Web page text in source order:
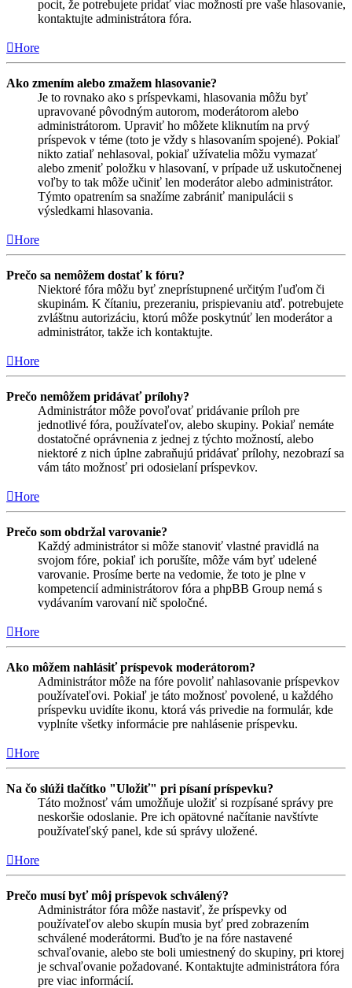
pocit, že potrebujete pridať viac možností pre vaše hlasovanie,
kontaktujte administrátora fóra.
Hore
Ako zmením alebo zmažem hlasovanie?
Je to rovnako ako s príspevkami, hlasovania môžu byť
upravované pôvodným autorom, moderátorom alebo
administrátorom. Upraviť ho môžete kliknutím na prvý
príspevok v téme (toto je vždy s hlasovaním spojené). Pokiaľ
nikto zatiaľ nehlasoval, pokiaľ užívatelia môžu vymazať
alebo zmeniť položku v hlasovaní, v prípade už uskutočnenej
voľby to tak môže učiniť len moderátor alebo administrátor.
Týmto opatrením sa snažíme zabrániť manipulácii s
výsledkami hlasovania.
Hore
Prečo sa nemôžem dostať k fóru?
Niektoré fóra môžu byť zneprístupnené určitým ľuďom či
skupinám. K čítaniu, prezeraniu, prispievaniu atď. potrebujete
zvláštnu autorizáciu, ktorú môže poskytnúť len moderátor a
administrátor, takže ich kontaktujte.
Hore
Prečo nemôžem pridávať prílohy?
Administrátor môže povoľovať pridávanie príloh pre
jednotlivé fóra, používateľov, alebo skupiny. Pokiaľ nemáte
dostatočné oprávnenia z jednej z týchto možností, alebo
niektoré z nich úplne zabraňujú pridávať prílohy, nezobrazí sa
vám táto možnosť pri odosielaní príspevkov.
Hore
Prečo som obdržal varovanie?
Každý administrátor si môže stanoviť vlastné pravidlá na
svojom fóre, pokiaľ ich porušíte, môže vám byť udelené
varovanie. Prosíme berte na vedomie, že toto je plne v
kompetencií administrátorov fóra a phpBB Group nemá s
vydávaním varovaní nič spoločné.
Hore
Ako môžem nahlásiť príspevok moderátorom?
Administrátor môže na fóre povoliť nahlasovanie príspevkov
používateľovi. Pokiaľ je táto možnosť povolené, u každého
príspevku uvidíte ikonu, ktorá vás privedie na formulár, kde
vyplníte všetky informácie pre nahlásenie príspevku.
Hore
Na čo slúži tlačítko "Uložiť" pri písaní príspevku?
Táto možnosť vám umožňuje uložiť si rozpísané správy pre
neskoršie odoslanie. Pre ich opätovné načítanie navštívte
používateľský panel, kde sú správy uložené.
Hore
Prečo musí byť môj príspevok schválený?
Administrátor fóra môže nastaviť, že príspevky od
používateľov alebo skupín musia byť pred zobrazením
schválené moderátormi. Buďto je na fóre nastavené
schvaľovanie, alebo ste boli umiestnený do skupiny, pri ktorej
je schvaľovanie požadované. Kontaktujte administrátora fóra
pre viac informácií.